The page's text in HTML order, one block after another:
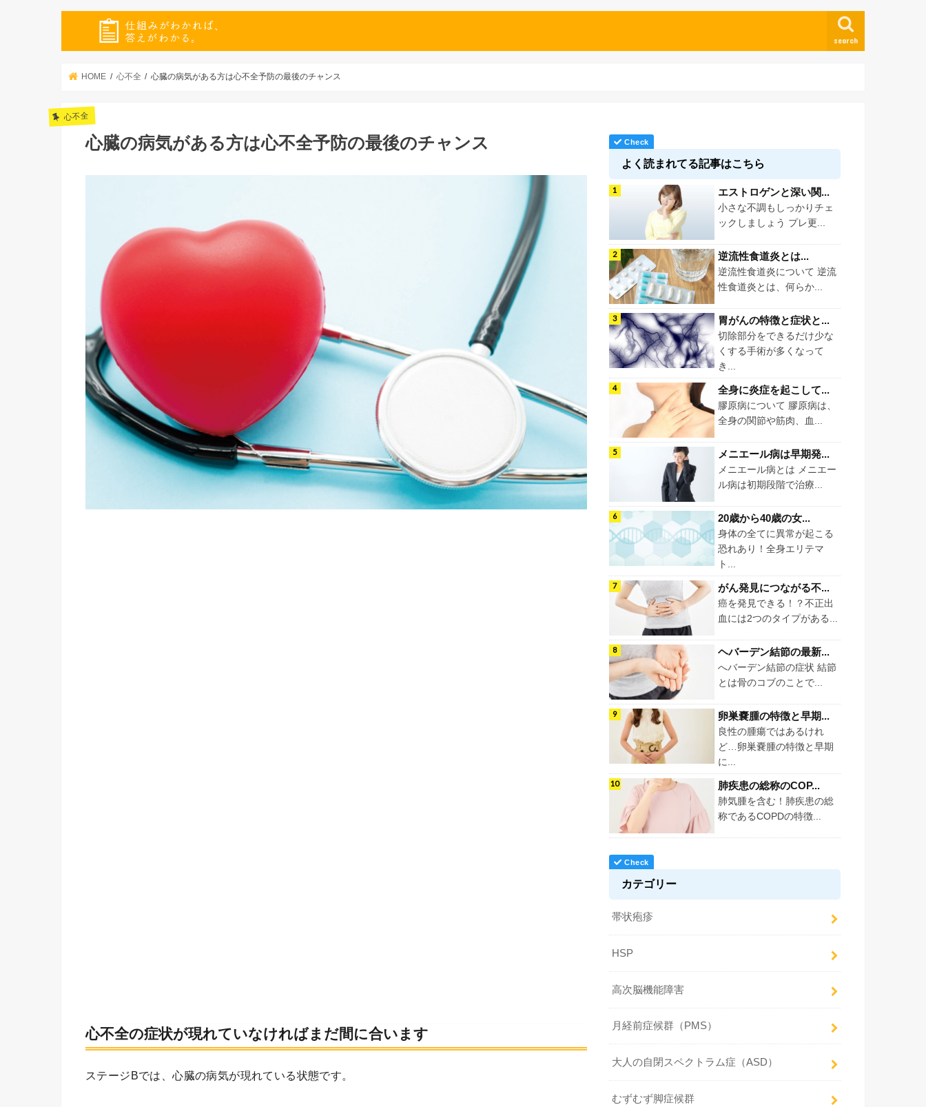
search
HOME 心不全 心臓の病気がある方は心不全予防の最後のチャンス
心不全
心臓の病気がある方は心不全予防の最後のチャンス
心不全の症状が現れていなければまだ間に合います
ステージBでは、心臓の病気が現れている状態です。
よく読まれてる記事はこちら
エストロゲンと深い関...
小さな不調もしっかりチェ
ックしましょう プレ更...
逆流性食道炎とは...
逆流性食道炎について 逆流
性食道炎とは、何らか...
胃がんの特徴と症状と...
切除部分をできるだけ少な
くする手術が多くなって
き...
全身に炎症を起こして...
膠原病について 膠原病は、
全身の関節や筋肉、血...
メニエール病は早期発...
メニエール病とは メニエー
ル病は初期段階で治療...
20歳から40歳の女...
身体の全てに異常が起こる
恐れあり！全身エリテマ
ト...
がん発見につながる不...
癌を発見できる！？不正出
血には2つのタイプがある...
ヘバーデン結節の最新...
へバーデン結節の症状 結節
とは骨のコブのことで...
卵巣嚢腫の特徴と早期...
良性の腫瘍ではあるけれ
ど…卵巣嚢腫の特徴と早期
に...
肺疾患の総称のCOP...
肺気腫を含む！肺疾患の総
称であるCOPDの特徴...
カテゴリー
帯状疱疹
HSP
高次脳機能障害
月経前症候群（PMS）
大人の自閉スペクトラム症（ASD）
むずむず脚症候群